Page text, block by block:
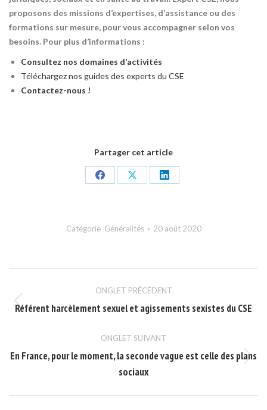
proposons des missions d’expertises, d’assistance ou des
formations sur mesure, pour vous accompagner selon vos
besoins. Pour plus d’informations :
Consultez nos domaines d’activités
Téléchargez nos guides des experts du CSE
Contactez-nous !
Partager cet article
Share
Share
Share
Catégorie Généralités 20 août 2020
de
ONGLET PRÉCÉDENT
Onglet
Référent harcèlement sexuel et agissements sexistes du CSE
ONGLET SUIVANT
Onglet
suivant
En France, pour le moment, la seconde vague est celle des plans
sociaux